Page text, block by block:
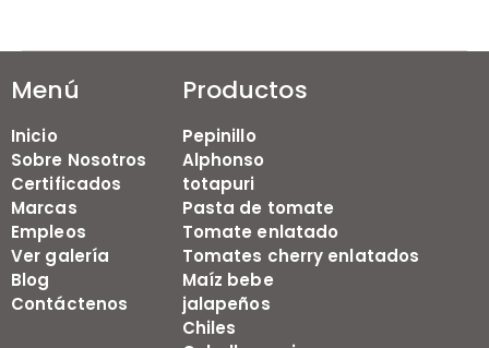
Menú
Inicio
Sobre Nosotros
Certificados
Marcas
Empleos
Ver galería
Blog
Contáctenos
Productos
Pepinillo
Alphonso
totapuri
Pasta de tomate
Tomate enlatado
Tomates cherry enlatados
Maíz bebe
jalapeños
Chiles